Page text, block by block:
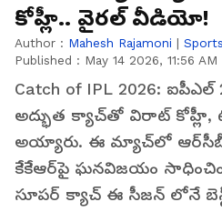
కోహ్లీ.. వైరల్ వీడియో!
Author : Mahesh Rajamoni | Sports
Published : May 14 2026, 11:56 AM
‎Catch of IPL 2026:
అద్భుత క్యాచ్‌తో విరాట్
అయ్యారు. ఈ మ్యాచ్‌లో ఆర్‌సీబీ
కేకేఆర్‌పై ఘనవిజయం
సూపర్ క్యాచ్ ఈ సీజన్ లోనే